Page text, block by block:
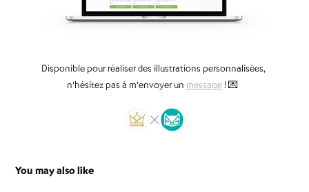
Disponible pour réaliser des illustrations personnalisées,
n’hésitez pas à m’envoyer un message! 💌
You may also like